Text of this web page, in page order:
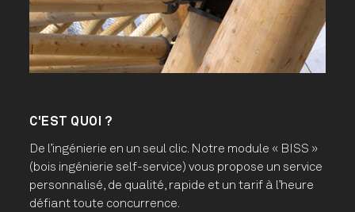
C'EST QUOI ?
De l’ingénierie en un seul clic. Notre module « BISS »
(bois ingénierie self-service) vous propose un service
personnalisé, de qualité, rapide et un tarif à l’heure
défiant toute concurrence.